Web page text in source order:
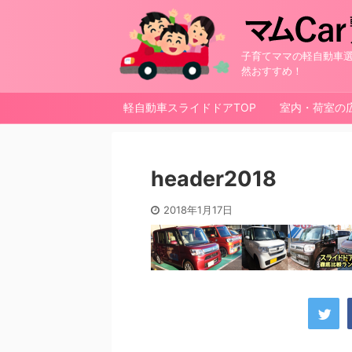
子育てママの軽自動車
然おすすめ！
軽自動車スライドドアTOP 室内・荷室の
header2018
2018年1月17日